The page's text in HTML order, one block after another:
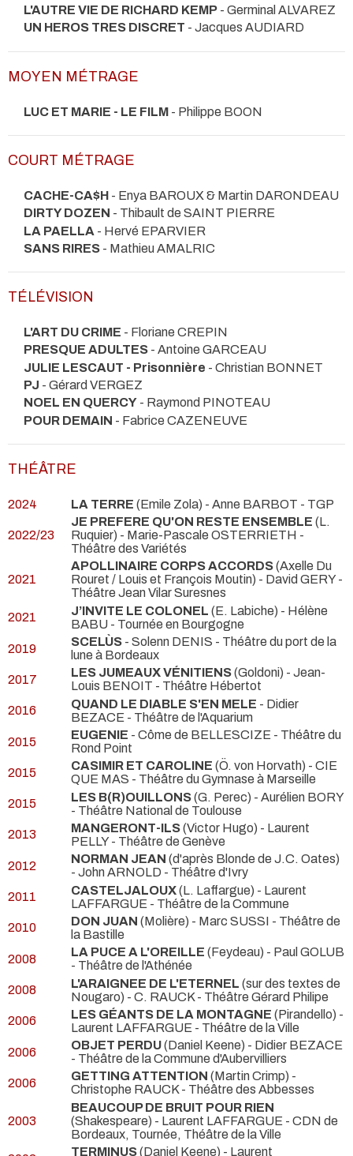
L'AUTRE VIE DE RICHARD KEMP - Germinal ALVAREZ
UN HEROS TRES DISCRET - Jacques AUDIARD
MOYEN MÉTRAGE
LUC ET MARIE - LE FILM - Philippe BOON
COURT MÉTRAGE
CACHE-CA$H - Enya BAROUX & Martin DARONDEAU
DIRTY DOZEN - Thibault de SAINT PIERRE
LA PAELLA - Hervé EPARVIER
SANS RIRES - Mathieu AMALRIC
TÉLÉVISION
L'ART DU CRIME - Floriane CREPIN
PRESQUE ADULTES - Antoine GARCEAU
JULIE LESCAUT - Prisonnière - Christian BONNET
PJ - Gérard VERGEZ
NOEL EN QUERCY - Raymond PINOTEAU
POUR DEMAIN - Fabrice CAZENEUVE
THÉÂTRE
2024 LA TERRE (Emile Zola) - Anne BARBOT - TGP
2022/23
JE PREFERE QU'ON RESTE ENSEMBLE (L.
Ruquier) - Marie-Pascale OSTERRIETH -
Théâtre des Variétés
2021
APOLLINAIRE CORPS ACCORDS(Axelle Du
Rouret / Louis et François Moutin) - David GERY-
Théâtre Jean Vilar Suresnes
2021
J’INVITE LE COLONEL (E. Labiche) - Hélène
BABU - Tournée en Bourgogne
2019
SCELÙS - Solenn DENIS - Théâtre du port de la
lune à Bordeaux
2017
LES JUMEAUX VÉNITIENS(Goldoni) - Jean-
Louis BENOIT - Théâtre Hébertot
2016
QUAND LE DIABLE S'EN MELE - Didier
BEZACE - Théâtre de l'Aquarium
2015
EUGENIE - Côme de BELLESCIZE - Théâtre du
Rond Point
2015
CASIMIR ET CAROLINE (Ö. von Horvath) - CIE
QUE MAS - Théâtre du Gymnase à Marseille
2015
LES B(R)OUILLONS(G. Perec) - Aurélien BORY
- Théâtre National de Toulouse
2013
MANGERONT-ILS(Victor Hugo) - Laurent
PELLY- Théâtre de Genève
2012
NORMAN JEAN (d'après Blonde de J.C. Oates)
- John ARNOLD - Théâtre d'Ivry
2011
CASTELJALOUX(L. Laffargue) - Laurent
LAFFARGUE - Théâtre de la Commune
2010
DON JUAN (Molière) - Marc SUSSI - Théâtre de
la Bastille
2008
LA PUCE A L'OREILLE (Feydeau) - Paul GOLUB
- Théâtre de l'Athénée
2008
L'ARAIGNEE DE L'ETERNEL (sur des textes de
Nougaro) - C. RAUCK- Théâtre Gérard Philipe
2006
LES GÉANTS DE LA MONTAGNE (Pirandello) -
Laurent LAFFARGUE - Théâtre de la Ville
2006
OBJET PERDU(Daniel Keene) - Didier BEZACE
- Théâtre de la Commune d'Aubervilliers
2006
GETTING ATTENTION (Martin Crimp) -
Christophe RAUCK- Théâtre des Abbesses
2003
BEAUCOUP DE BRUIT POUR RIEN
(Shakespeare) - Laurent LAFFARGUE - CDN de
Bordeaux, Tournée, Théâtre de la Ville
TERMINUS(Daniel Keene) - Laurent